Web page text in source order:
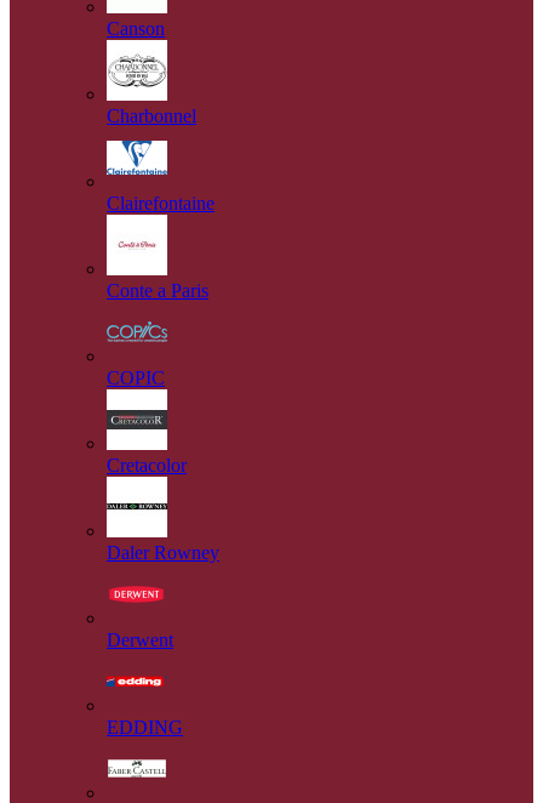
Canson
Charbonnel
Clairefontaine
Conte a Paris
COPIC
Cretacolor
Daler Rowney
Derwent
EDDING